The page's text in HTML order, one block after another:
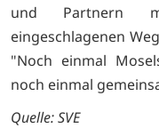
und Partnern
eingeschlagenen
"Noch einmal
noch einmal
Quelle: SVE